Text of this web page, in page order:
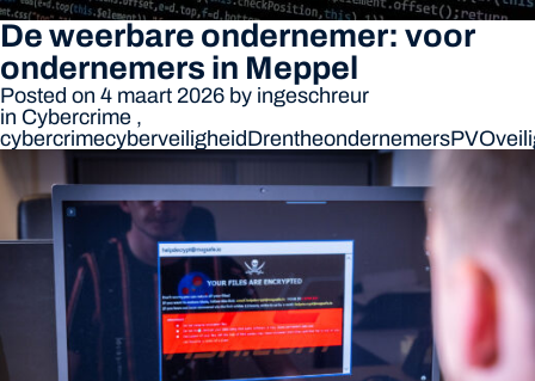
De weerbare ondernemer: voor
ondernemers in Meppel
Posted on 4 maart 2026 by ingeschreur
in Cybercrime ,
cybercrimecyberveiligheidDrentheondernemersPVO